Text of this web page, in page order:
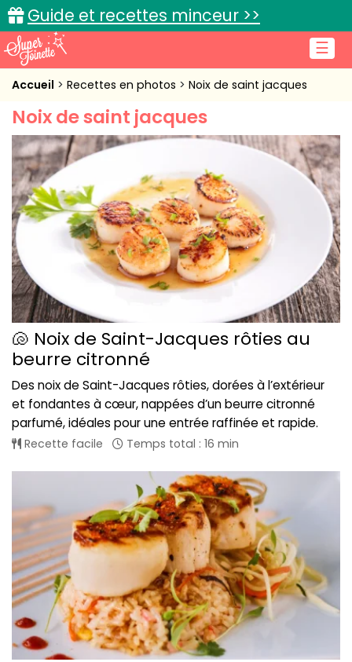
☰
Guide et recettes minceur >>
Accueil
Recettes de cuisine
Cuisine pratique
L'actu cuisine
Connexion
Accueil Recettes en photos Noix de saint jacques
Noix de saint jacques
🐚 Noix de Saint-Jacques rôties au
beurre citronné
Des noix de Saint-Jacques rôties, dorées à l’extérieur
et fondantes à cœur, nappées d’un beurre citronné
parfumé, idéales pour une entrée raffinée et rapide.
Recette facile Temps total : 16 min